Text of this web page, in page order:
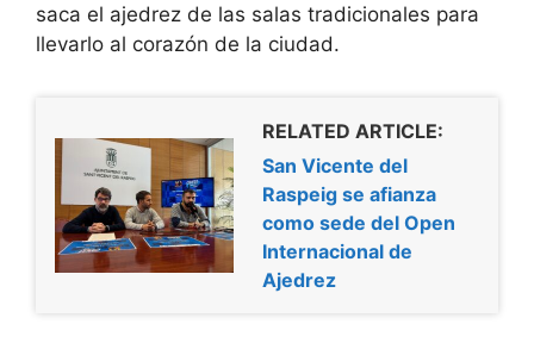
saca el ajedrez de las salas tradicionales para
llevarlo al corazón de la ciudad.
RELATED ARTICLE:
San Vicente del
Raspeig se afianza
como sede del Open
Internacional de
Ajedrez